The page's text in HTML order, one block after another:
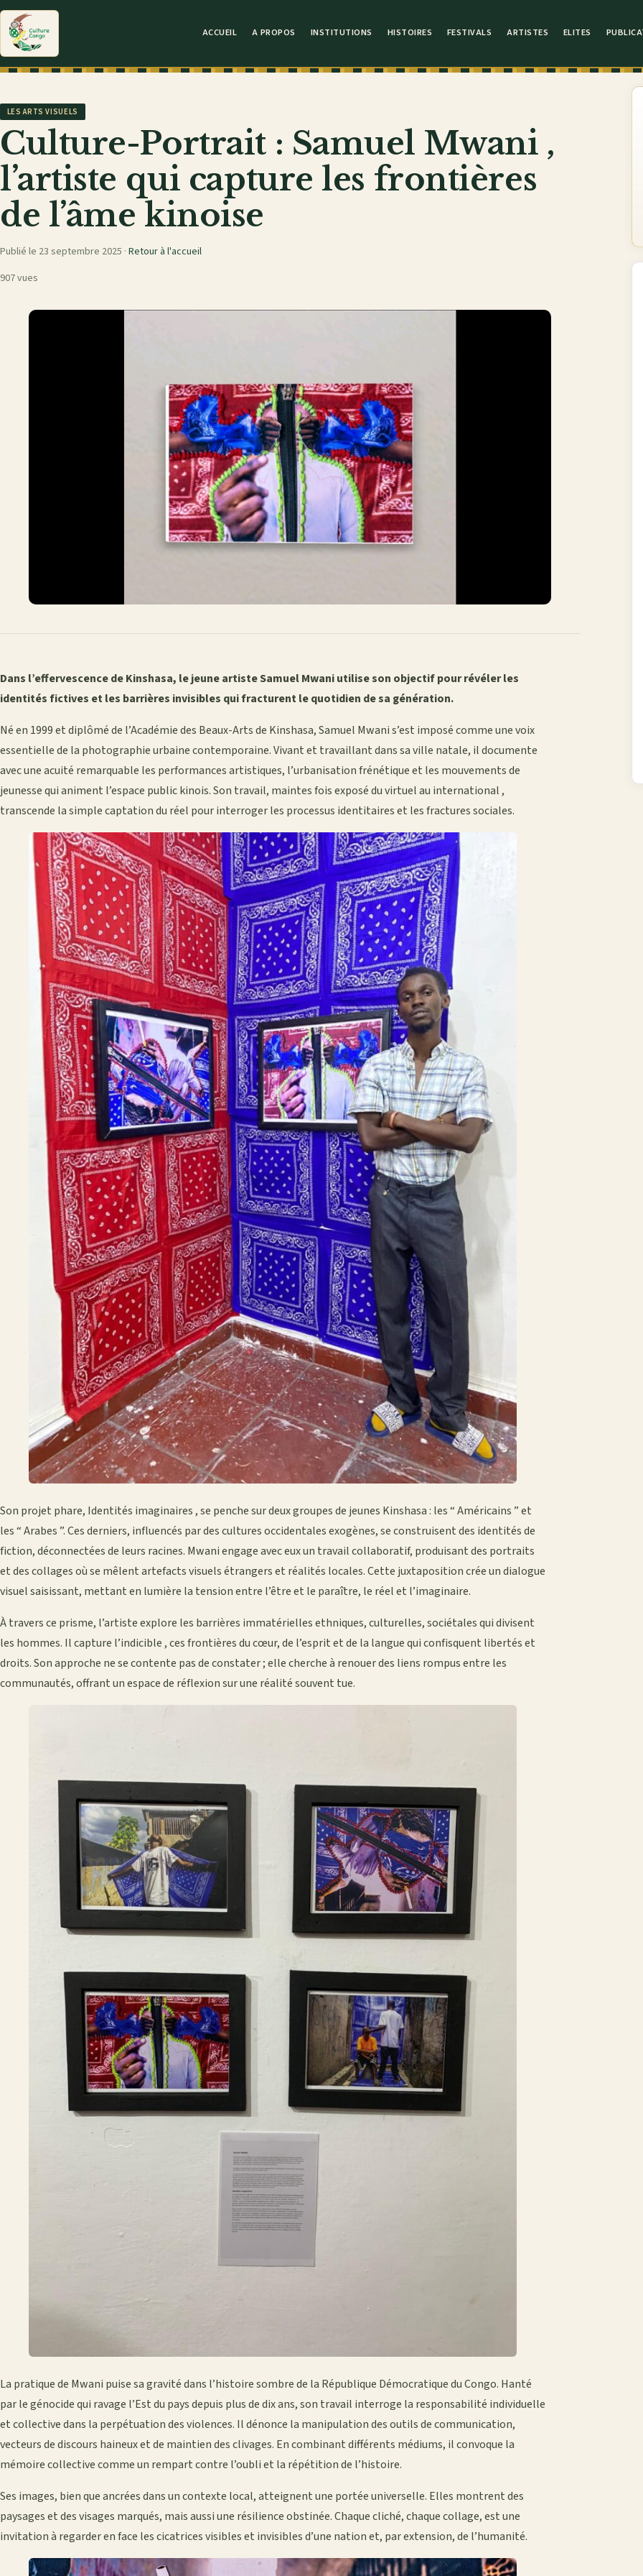
ACCUEIL A PROPOS INSTITUTIONS HISTOIRES FESTIVALS ARTISTES ELITES
LES ARTS VISUELS
Culture-Portrait : Samuel Mwani ,
l’artiste qui capture les frontières
de l’âme kinoise
Publié le 23 septembre 2025 · Retour à l'accueil
907 vues
Dans l’effervescence de Kinshasa, le jeune artiste Samuel Mwani utilise son objectif pour révéler les
identités fictives et les barrières invisibles qui fracturent le quotidien de sa génération.
Né en 1999 et diplômé de l’Académie des Beaux-Arts de Kinshasa, Samuel Mwani s’est imposé comme une voix
essentielle de la photographie urbaine contemporaine. Vivant et travaillant dans sa ville natale, il documente
avec une acuité remarquable les performances artistiques, l’urbanisation frénétique et les mouvements de
jeunesse qui animent l’espace public kinois. Son travail, maintes fois exposé du virtuel au international ,
transcende la simple captation du réel pour interroger les processus identitaires et les fractures sociales.
Son projet phare, Identités imaginaires , se penche sur deux groupes de jeunes Kinshasa : les “ Américains ” et
les “ Arabes ”. Ces derniers, influencés par des cultures occidentales exogènes, se construisent des identités de
fiction, déconnectées de leurs racines. Mwani engage avec eux un travail collaboratif, produisant des portraits
et des collages où se mêlent artefacts visuels étrangers et réalités locales. Cette juxtaposition crée un dialogue
visuel saisissant, mettant en lumière la tension entre l’être et le paraître, le réel et l’imaginaire.
À travers ce prisme, l’artiste explore les barrières immatérielles ethniques, culturelles, sociétales qui divisent
les hommes. Il capture l’indicible , ces frontières du cœur, de l’esprit et de la langue qui confisquent libertés et
droits. Son approche ne se contente pas de constater ; elle cherche à renouer des liens rompus entre les
communautés, offrant un espace de réflexion sur une réalité souvent tue.
La pratique de Mwani puise sa gravité dans l’histoire sombre de la République Démocratique du Congo. Hanté
par le génocide qui ravage l’Est du pays depuis plus de dix ans, son travail interroge la responsabilité individuelle
et collective dans la perpétuation des violences. Il dénonce la manipulation des outils de communication,
vecteurs de discours haineux et de maintien des clivages. En combinant différents médiums, il convoque la
mémoire collective comme un rempart contre l’oubli et la répétition de l’histoire.
Ses images, bien que ancrées dans un contexte local, atteignent une portée universelle. Elles montrent des
paysages et des visages marqués, mais aussi une résilience obstinée. Chaque cliché, chaque collage, est une
invitation à regarder en face les cicatrices visibles et invisibles d’une nation et, par extension, de l’humanité.